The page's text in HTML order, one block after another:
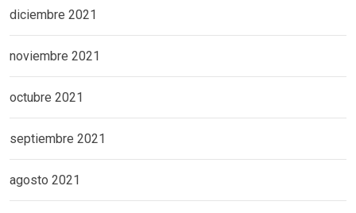
diciembre 2021
noviembre 2021
octubre 2021
septiembre 2021
agosto 2021